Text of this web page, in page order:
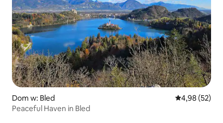
Dom w: Bled Średnia
4,98 (52)
Peaceful Haven in Bled